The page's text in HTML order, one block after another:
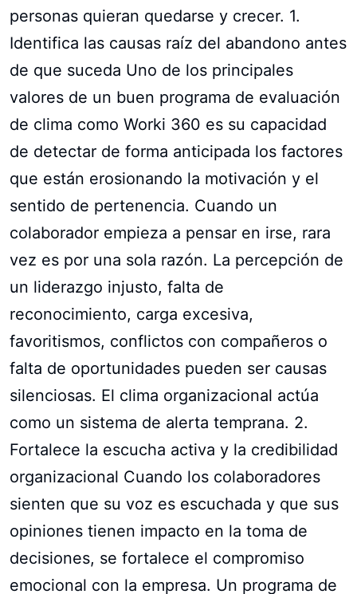
personas quieran quedarse y crecer. 1.
Identifica las causas raíz del abandono antes
de que suceda Uno de los principales
valores de un buen programa de evaluación
de clima como Worki 360 es su capacidad
de detectar de forma anticipada los factores
que están erosionando la motivación y el
sentido de pertenencia. Cuando un
colaborador empieza a pensar en irse, rara
vez es por una sola razón. La percepción de
un liderazgo injusto, falta de
reconocimiento, carga excesiva,
favoritismos, conflictos con compañeros o
falta de oportunidades pueden ser causas
silenciosas. El clima organizacional actúa
como un sistema de alerta temprana. 2.
Fortalece la escucha activa y la credibilidad
organizacional Cuando los colaboradores
sienten que su voz es escuchada y que sus
opiniones tienen impacto en la toma de
decisiones, se fortalece el compromiso
emocional con la empresa. Un programa de